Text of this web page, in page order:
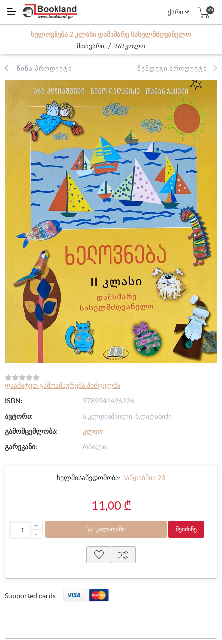
(0)
ᲮᲔᲚᲝᲕᲜᲔᲑᲐ 2 ᲙᲚᲐᲡᲘ ᲓᲐᲛᲮᲛᲐᲠᲔ ᲡᲐᲮᲔᲚᲛᲫᲦᲕᲐᲜᲔᲚᲝ
მთავარი / სასკოლო
ᲬᲘᲜᲐ ᲞᲠᲝᲓᲣᲥᲢᲘ ᲨᲔᲛᲓᲔᲒᲘ ᲞᲠᲝᲓᲣᲥᲢᲘ
დაამატეთ გამოხმაურება პირველმა
ISBN:
9789941496226
ავტორი:
ა.კლდიაშვილი, ნ.ღაღანიძე
გამომცემლობა:
ᲙᲚᲘᲝ
გარეკანი:
რბილი
ხელმისაწვდომობა: საწყობშია 23
11,00 ₾
+
-
ᲙᲐᲚᲐᲗᲐᲨᲘ ᲨᲔᲘᲫᲘᲜᲔ
Supported cards